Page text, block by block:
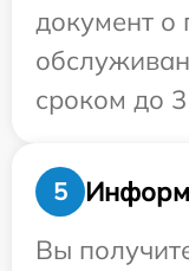
документ о
сроком до 3
5
Вы